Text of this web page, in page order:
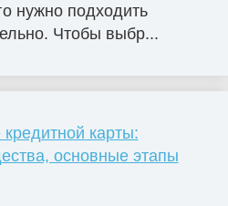
нужно подходить
Чтобы выбр...
карты:
основные этапы